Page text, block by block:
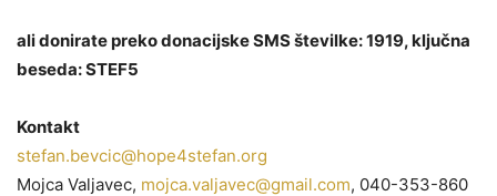
ali donirate preko donacijske SMS številke: 1919, ključna
beseda: STEF5
Kontakt
stefan.bevcic@hope4stefan.org
Mojca Valjavec, mojca.valjavec@gmail.com, 040-353-860